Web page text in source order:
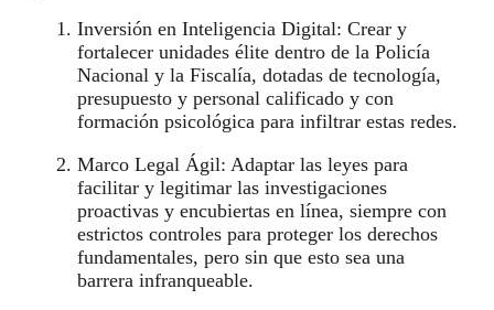
Inversión en Inteligencia Digital: Crear y
fortalecer unidades élite dentro de la Policía
Nacional y la Fiscalía, dotadas de tecnología,
presupuesto y personal calificado y con
formación psicológica para infiltrar estas redes.
Marco Legal Ágil: Adaptar las leyes para
facilitar y legitimar las investigaciones
proactivas y encubiertas en línea, siempre con
estrictos controles para proteger los derechos
fundamentales, pero sin que esto sea una
barrera infranqueable.